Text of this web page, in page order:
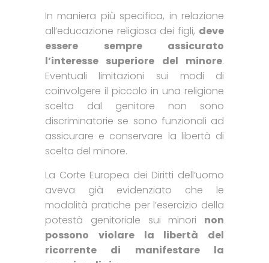
In maniera più specifica, in relazione
all’educazione religiosa dei figli, deve
essere sempre assicurato
l’interesse superiore del minore.
Eventuali limitazioni sui modi di
coinvolgere il piccolo in una religione
scelta dal genitore non sono
discriminatorie se sono funzionali ad
assicurare e conservare la libertà di
scelta del minore.
La Corte Europea dei Diritti dell’uomo
aveva già evidenziato che le
modalità pratiche per l’esercizio della
potestà genitoriale sui minori non
possono violare la libertà del
ricorrente di manifestare la